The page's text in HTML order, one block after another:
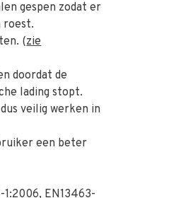
gespen zodat er
roest.
(zie
doordat de
lading stopt.
veilig werken in
een beter
EN13463-